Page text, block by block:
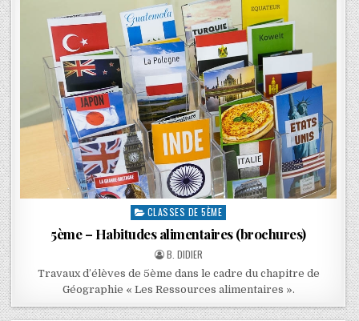
CLASSES DE 5ÈME
5ème – Habitudes alimentaires (brochures)
B. DIDIER
Travaux d’élèves de 5ème dans le cadre du chapitre de
Géographie « Les Ressources alimentaires ».